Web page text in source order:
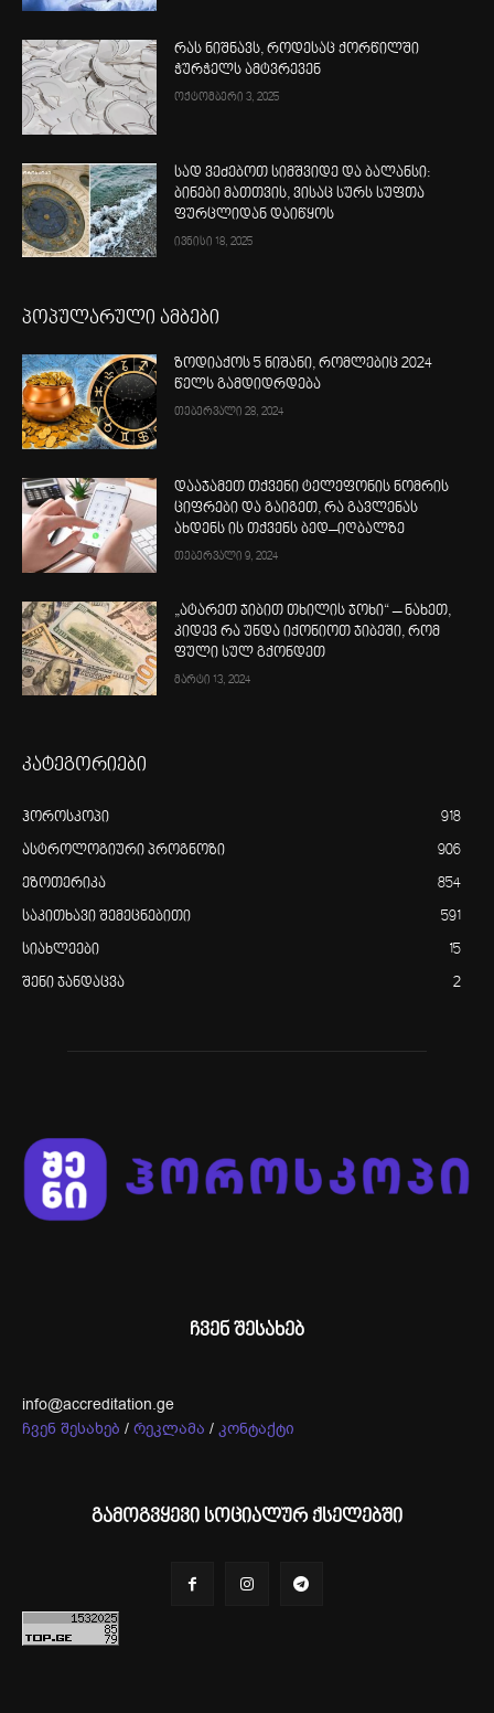
რას ნიშნავს, როდესაც ქორწილში
ჭურჭელს ამტვრევენ
ოქტომბერი 3, 2025
სად ვეძებოთ სიმშვიდე და ბალანსი:
ბინები მათთვის, ვისაც სურს სუფთა
ფურცლიდან დაიწყოს
ივნისი 18, 2025
პოპულარული ამბები
ზოდიაქოს 5 ნიშანი, რომლებიც 2024
წელს გამდიდრდება
თებერვალი 28, 2024
დააჯამეთ თქვენი ტელეფონის ნომრის
ციფრები და გაიგეთ, რა გავლენას
ახდენს ის თქვენს ბედ–იღბალზე
თებერვალი 9, 2024
„ატარეთ ჯიბით თხილის ჯოხი“ – ნახეთ,
კიდევ რა უნდა იქონიოთ ჯიბეში, რომ
ფული სულ გქონდეთ
მარტი 13, 2024
კატეგორიები
ჰოროსკოპი 918
ასტროლოგიური პროგნოზი 906
ეზოთერიკა 854
საკითხავი შემეცნებითი 591
სიახლეები 15
შენი ჯანდაცვა 2
ჩვენ შესახებ
info@accreditation.ge
ჩვენ შესახებ / რეკლამა / კონტაქტი
გამოგვყევი სოციალურ ქსელებში